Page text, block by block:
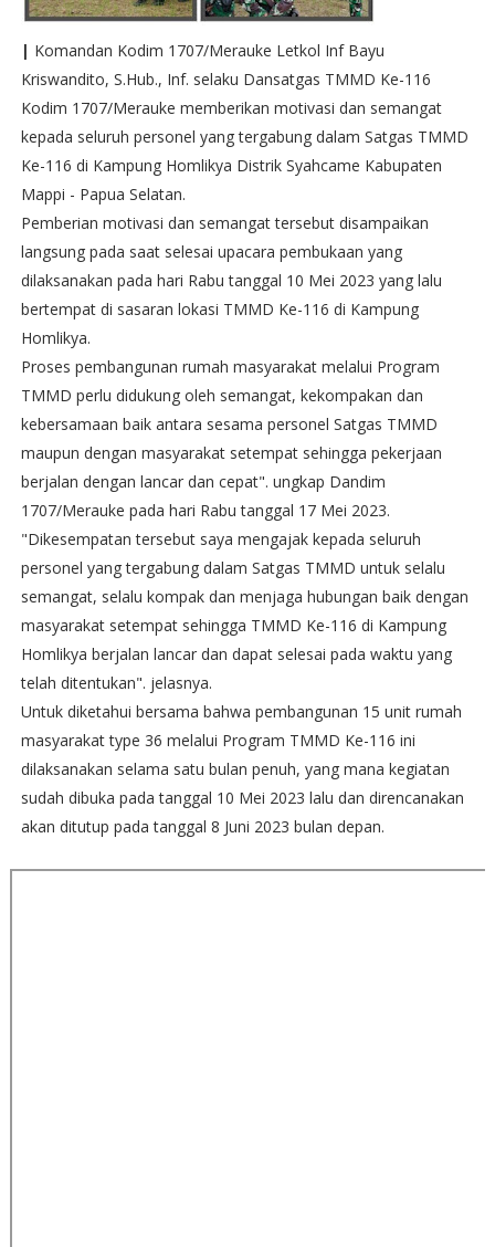
| Komandan Kodim 1707/Merauke Letkol Inf Bayu
Kriswandito, S.Hub., Inf. selaku Dansatgas TMMD Ke-116
Kodim 1707/Merauke memberikan motivasi dan semangat
kepada seluruh personel yang tergabung dalam Satgas TMMD
Ke-116 di Kampung Homlikya Distrik Syahcame Kabupaten
Mappi - Papua Selatan.
Pemberian motivasi dan semangat tersebut disampaikan
langsung pada saat selesai upacara pembukaan yang
dilaksanakan pada hari Rabu tanggal 10 Mei 2023 yang lalu
bertempat di sasaran lokasi TMMD Ke-116 di Kampung
Homlikya.
Proses pembangunan rumah masyarakat melalui Program
TMMD perlu didukung oleh semangat, kekompakan dan
kebersamaan baik antara sesama personel Satgas TMMD
maupun dengan masyarakat setempat sehingga pekerjaan
berjalan dengan lancar dan cepat". ungkap Dandim
1707/Merauke pada hari Rabu tanggal 17 Mei 2023.
"Dikesempatan tersebut saya mengajak kepada seluruh
personel yang tergabung dalam Satgas TMMD untuk selalu
semangat, selalu kompak dan menjaga hubungan baik dengan
masyarakat setempat sehingga TMMD Ke-116 di Kampung
Homlikya berjalan lancar dan dapat selesai pada waktu yang
telah ditentukan". jelasnya.
Untuk diketahui bersama bahwa pembangunan 15 unit rumah
masyarakat type 36 melalui Program TMMD Ke-116 ini
dilaksanakan selama satu bulan penuh, yang mana kegiatan
sudah dibuka pada tanggal 10 Mei 2023 lalu dan direncanakan
akan ditutup pada tanggal 8 Juni 2023 bulan depan.